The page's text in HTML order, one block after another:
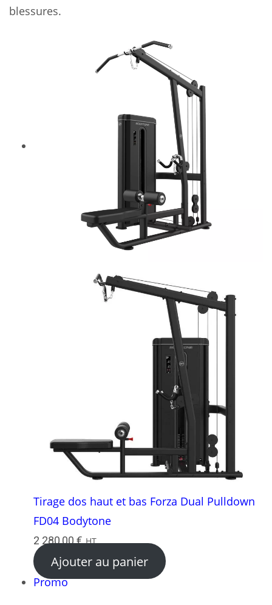
blessures.
Tirage dos haut et bas Forza Dual Pulldown
FD04 Bodytone
2 280,00€ HT
Ajouter au panier
PromoProduit